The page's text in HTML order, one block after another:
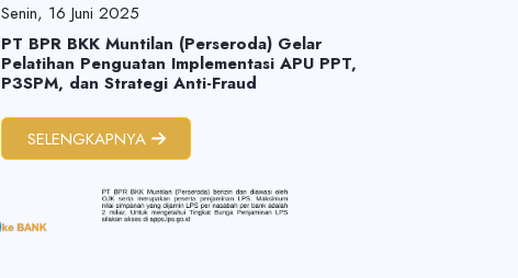
Senin, 16 Juni 2025
PT BPR BKK Muntilan (Perseroda) Gelar
Pelatihan Penguatan Implementasi APU PPT,
P3SPM, dan Strategi Anti-Fraud
SELENGKAPNYA